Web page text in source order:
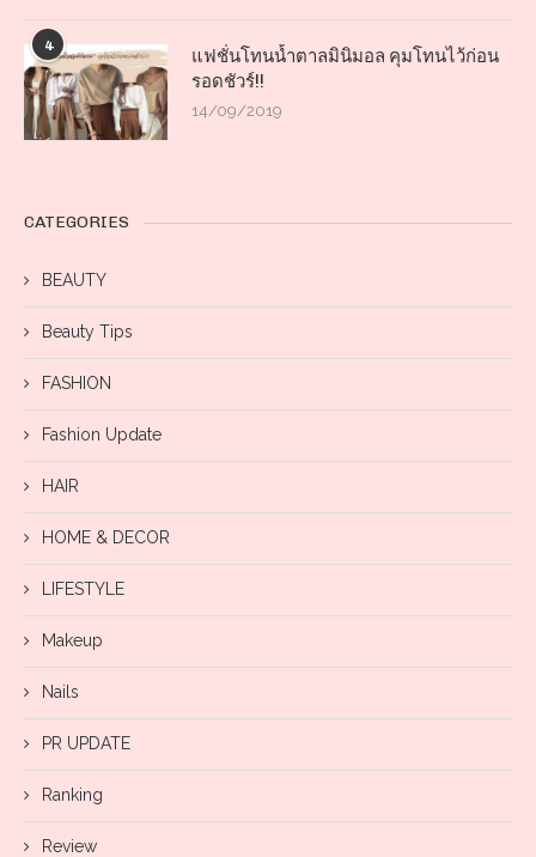
4
แฟชั่นโทนน้ำตาลมินิมอล คุมโทนไว้ก่อน
รอดชัวร์!!
14/09/2019
CATEGORIES
BEAUTY
Beauty Tips
FASHION
Fashion Update
HAIR
HOME & DECOR
LIFESTYLE
Makeup
Nails
PR UPDATE
Ranking
Review